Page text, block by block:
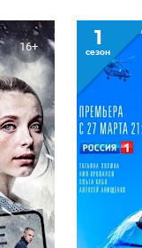
16+ 1
сезон